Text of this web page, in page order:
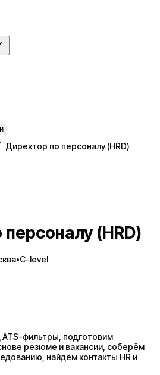
Директор по персоналу (HRD)
(HRD)
•C-level
фильтры, подготовим
резюме и вакансии, соберём
найдём контакты HR и